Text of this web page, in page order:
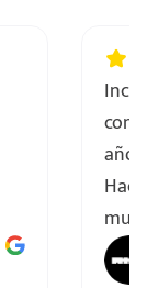
muy